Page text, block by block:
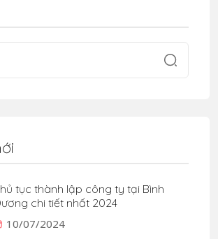
tục thành lập công ty tại Bình
chi tiết nhất 2024
10/07/2024